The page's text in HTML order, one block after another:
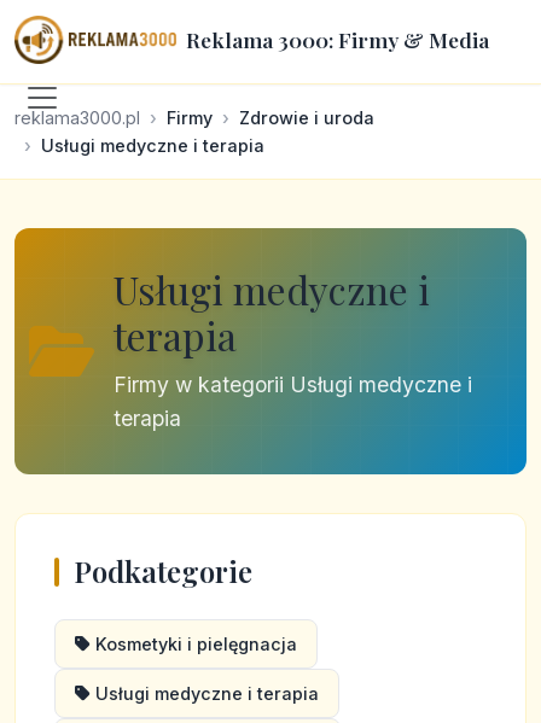
Reklama 3000: Firmy & Media
reklama3000.pl Firmy
Zdrowie i uroda
Usługi medyczne i terapia
Usługi medyczne i
terapia
Firmy w kategorii Usługi medyczne i
terapia
Podkategorie
Kosmetyki i pielęgnacja
Usługi medyczne i terapia